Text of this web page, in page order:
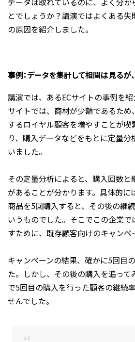
とでしょうか？講演ではよくある
の原因を紹介しました。
事例：データを集計して相関は見るが
講演では、あるECサイトの事例を
サイトでは、商材が少額であるため
するロイヤル顧客を増やすことが
り、購入データなどをもとに定量
いました。
その定量分析によると、購入回数と
があることが分かります。具体的に
商品を5回購入すると、その後の継
いうものでした。そこでこの企業
すために、既存顧客向けのキャンペ
キャンペーンの結果、確かに5回目
た。しかし、その後の購入を追って
で5回目の購入を行った顧客の継続
せんでした。